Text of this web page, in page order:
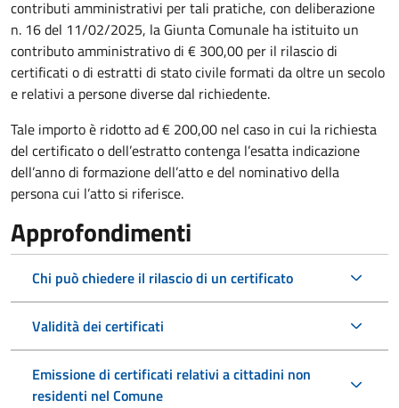
contributi amministrativi per tali pratiche, con deliberazione
n. 16 del 11/02/2025, la Giunta Comunale ha istituito un
contributo amministrativo di € 300,00 per il rilascio di
certificati o di estratti di stato civile formati da oltre un secolo
e relativi a persone diverse dal richiedente.
Tale importo è ridotto ad € 200,00 nel caso in cui la richiesta
del certificato o dell’estratto contenga l’esatta indicazione
dell’anno di formazione dell’atto e del nominativo della
persona cui l’atto si riferisce.
Approfondimenti
Chi può chiedere il rilascio di un certificato
Validità dei certificati
Emissione di certificati relativi a cittadini non
residenti nel Comune